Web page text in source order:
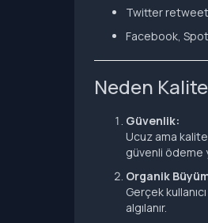
Twitter
Facebook,
Neden
Güvenlik:
Ucuz ama
güvenli ödeme
Organik
Gerçek
algılanır.